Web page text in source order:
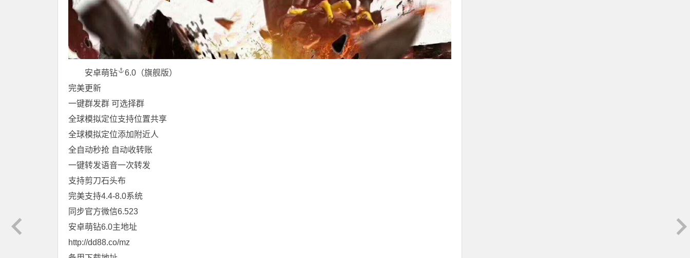
安卓萌钻
6.0（旗舰版）
完美更新
一键群发群 可选择群
全球模拟定位支持位置共享
全球模拟定位添加附近人
全自动秒抢 自动收转账
一键转发语音一次转发
支持剪刀石头布
完美支持4.4-8.0系统
同步官方微信6.523
安卓萌钻6.0主地址
http://dd88.co/mz